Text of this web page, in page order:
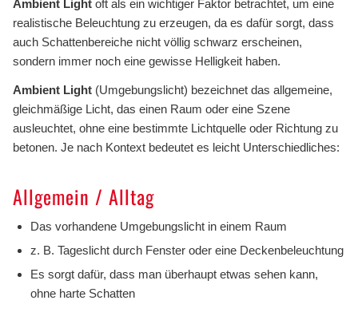
Ambient Lightoft als ein wichtiger Faktor betrachtet, um eine
realistische Beleuchtung zu erzeugen, da es dafür sorgt, dass
auch Schattenbereiche nicht völlig schwarz erscheinen,
sondern immer noch eine gewisse Helligkeit haben.
Ambient Light(Umgebungslicht) bezeichnet das allgemeine,
gleichmäßige Licht, das einen Raum oder eine Szene
ausleuchtet, ohne eine bestimmte Lichtquelle oder Richtung zu
betonen. Je nach Kontext bedeutet es leicht Unterschiedliches:
Allgemein / Alltag
Das vorhandene Umgebungslicht in einem Raum
z. B. Tageslicht durch Fenster oder eine Deckenbeleuchtung
Es sorgt dafür, dass man überhaupt etwas sehen kann,
ohne harte Schatten